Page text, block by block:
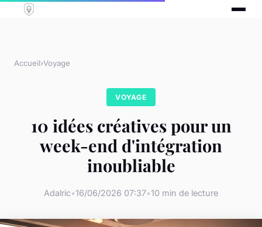
Accueil›Voyage
VOYAGE
10 idées créatives pour un
week-end d'intégration
inoubliable
Adalric•16/06/2026 07:37•10 min de lecture